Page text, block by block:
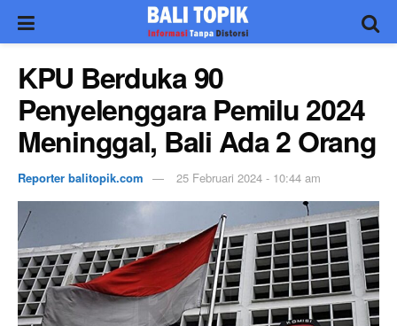
KPU Berduka 90
Penyelenggara Pemilu 2024
Meninggal, Bali Ada 2 Orang
Reporter balitopik.com 25 Februari 2024 - 10:44 am